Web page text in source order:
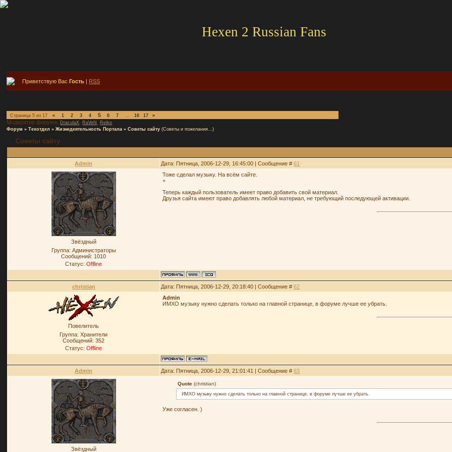
Hexen 2 Russian Fans
Приветствую ВасГость | RSS
Страница5 из 17 « 1 2 3 4 5 6 7 … 16 17 »
Модератор форума:DraculaX ,RaVeN ,Reiko
Форум » Техотдел » Жизнедеятельность Портала » Советы сайту (Советы и пожелания...)
Советы сайту
Admin Дата: Пятница, 2006-12-29, 16:45:00 | Сообщение #61
Звёздный
Группа: Администраторы
Сообщений: 1010
Статус:Offline
Тоже сделал музыку. На всём сайте.
+
Теперь каждый пользователь имеет право добавить свой материал.
Друзья сайта имеют право добавлять любой материал, не требующий последующей активации.
christian Дата: Пятница, 2006-12-29, 20:18:40 | Сообщение #62
Повелитель
Группа: Хранители
Сообщений:352
Статус:Offline
Admin
ИМХО музыку нужно сделать только на главной странице, в форуме лучше ее убрать.
Admin Дата: Пятница, 2006-12-29, 21:01:41 | Сообщение #63
Звёздный
Quote(christian)
ИМХО музыку нужно сделать только на главной странице, в форуме лучше ее убрать.
Уже согласен. )